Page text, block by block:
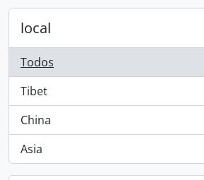
local
Todos
Tibet
, 1 resultados
China
, 1 resultados
Asia
, 1 resultados